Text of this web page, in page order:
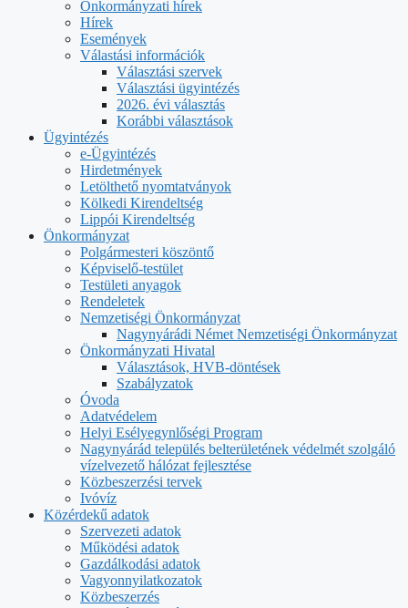
Önkormányzati hírek
Hírek
Események
Válastási információk
Választási szervek
Választási ügyintézés
2026. évi választás
Korábbi választások
Ügyintézés
e-Ügyintézés
Hirdetmények
Letölthető nyomtatványok
Kölkedi Kirendeltség
Lippói Kirendeltség
Önkormányzat
Polgármesteri köszöntő
Képviselő-testület
Testületi anyagok
Rendeletek
Nemzetiségi Önkormányzat
Nagynyárádi Német Nemzetiségi Önkormányzat
Önkormányzati Hivatal
Választások, HVB-döntések
Szabályzatok
Óvoda
Adatvédelem
Helyi Esélyegynlőségi Program
Nagynyárád település belterületének védelmét szolgáló
vízelvezető hálózat fejlesztése
Közbeszerzési tervek
Ivóvíz
Közérdekű adatok
Szervezeti adatok
Működési adatok
Gazdálkodási adatok
Vagyonnyilatkozatok
Közbeszerzés